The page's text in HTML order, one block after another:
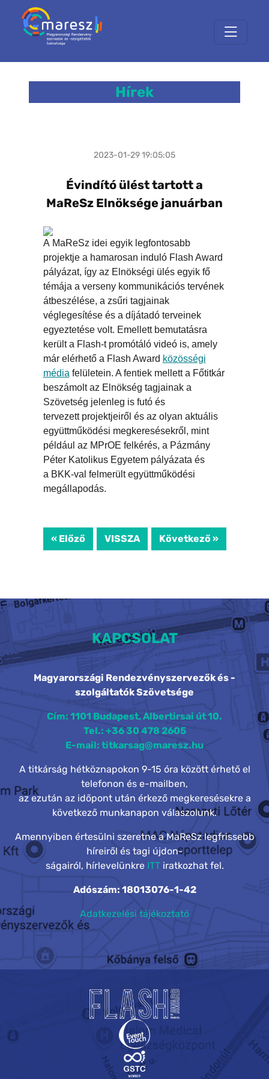
Hírek
2023-01-29 19:05:05
Évindító ülést tartott a
MaReSz Elnöksége januárban
A MaReSz idei egyik legfontosabb
projektje a hamarosan induló Flash Award
pályázat, így az Elnökségi ülés egyik fő
témája a verseny kommunikációs tervének
átbeszélése, a zsűri tagjainak
véglegesítése és a díjátadó terveinek
egyeztetése volt. Emellett bemutatásra
került a Flash-t promótáló videó is, amely
már elérhető a Flash Award közösségi
média felületein. A fentiek mellett a Főtitkár
beszámolt az Elnökség tagjainak a
Szövetség jelenleg is futó és
tervezett projektjeiről és az olyan aktuális
együttműködési megkeresésekről, mint
például az MPrOE felkérés, a Pázmány
Péter Katolikus Egyetem pályázata és
a BKK-val felmerült együttműködési
megállapodás.
« Előző VISSZA Következő »
KAPCSOLAT
Magyarországi Rendezvényszervezők és -
szolgáltatók Szövetsége
Cím: 1101 Budapest, Albertirsai út 10.
Tel.: +36 30 478 2605
E-mail: titkarsag@maresz.hu
A titkárság hétköznapokon 9-15 óra között érhető el
telefonon és e-mailben,
az ezután az időpont után érkező megkeresésekre a
következő munkanapon válaszolunk.
Amennyiben értesülni szeretne a MaReSz legfrissebb
híreiről és tagi újdon-
ságairól, hírlevelünkre ITTiratkozhat fel.
Adószám: 18013076-1-42
Adatkezelési tájékoztató